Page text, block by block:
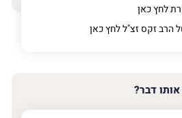
לחץכאן
הרב זקס זצ"ל לחץכאן
דבר?